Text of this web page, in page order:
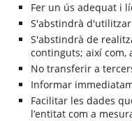
Fer un ús adequat i
S'abstindrà d'utilitzar
S'abstindrà de
continguts; així com,
No transferir a
Informar
Facilitar les dades
l’entitat com a